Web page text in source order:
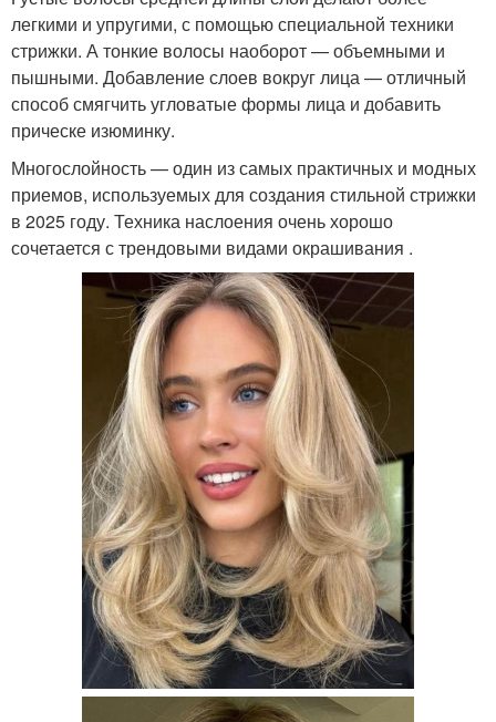
легкими и упругими, с помощью специальной техники
стрижки. А тонкие волосы наоборот — объемными и
пышными. Добавление слоев вокруг лица — отличный
способ смягчить угловатые формы лица и добавить
прическе изюминку.
Многослойность — один из самых практичных и модных
приемов, используемых для создания стильной стрижки
в 2025 году. Техника наслоения очень хорошо
сочетается с трендовыми видами окрашивания .